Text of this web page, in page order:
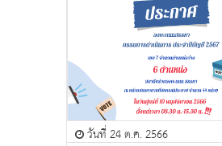
วันที่ 24 ต.ค. 2566